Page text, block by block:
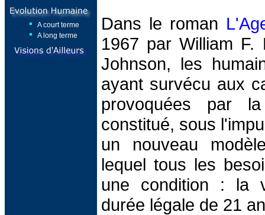
A court terme
A long terme
Dans le roman
1967 par William
Johnson, les
ayant survécu aux
provoquées par
constitué, sous
un nouveau
lequel tous les
une condition : la
durée légale de 21